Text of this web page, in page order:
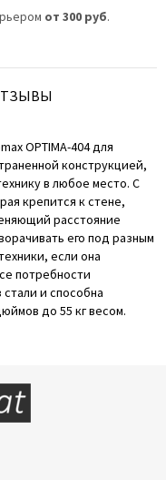
от 300 руб.
OPTIMA-404 для
конструкцией,
в любое место. С
крепится к стене,
расстояние
его под разным
если она
потребности
и способна
до 55 кг весом.